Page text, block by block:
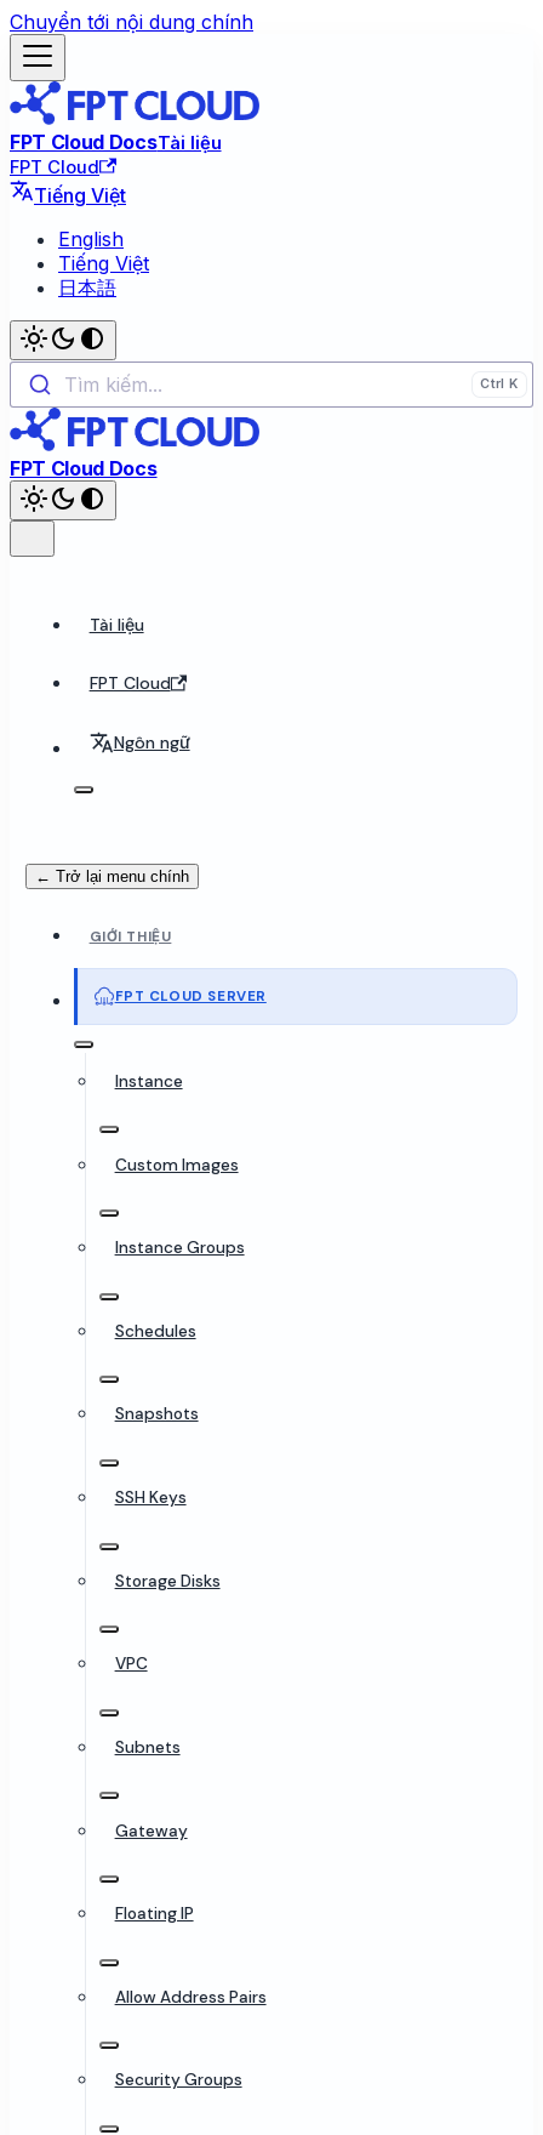
Chuyển tới nội dung chính
FPT Cloud DocsTài liệu
FPT Cloud
Tiếng Việt
English
Tiếng Việt
日本語
Tìm kiếm...
FPT Cloud Docs
Tài liệu
FPT Cloud
Ngôn ngữ
← Trở lại menu chính
GIỚI THIỆU
FPT CLOUD SERVER
Instance
Custom Images
Instance Groups
Schedules
Snapshots
SSH Keys
Storage Disks
VPC
Subnets
Gateway
Floating IP
Allow Address Pairs
Security Groups